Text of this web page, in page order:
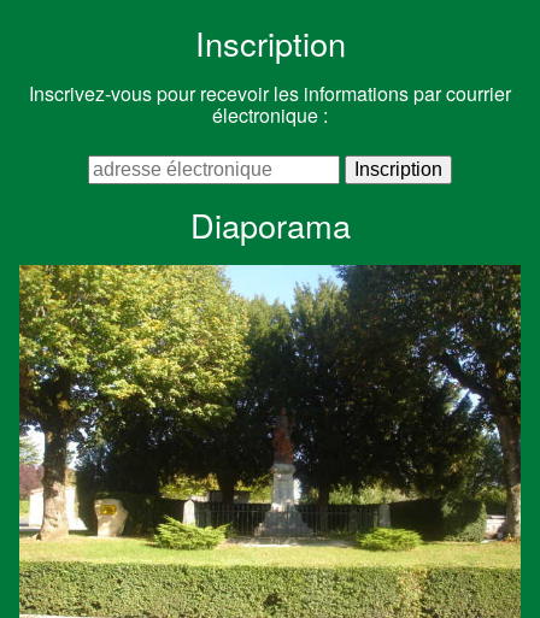
Inscription
Inscrivez-vous pour recevoir les informations par courrier
électronique :
Diaporama